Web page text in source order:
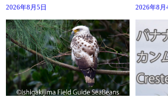
2026年8月5日 2026年8月